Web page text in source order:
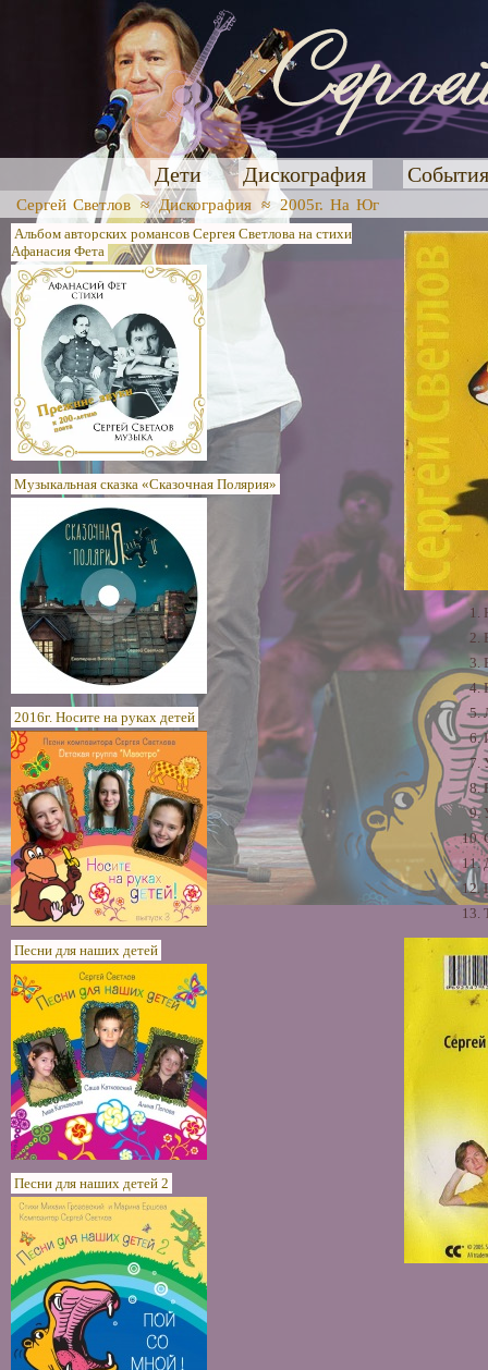
Дети Дискография
Сергей Светлов ≈Дискография ≈ 2005г. На Юг
Альбом авторских романсов Сергея Светлова на стихи
Афанасия Фета
Музыкальная сказка «Сказочная Полярия»
2016г. Носите на руках детей
Песни для наших детей
Песни для наших детей 2
1.
2.
3.
4.
5.
6.
7.
8.
9.
10.
11.
12.
13.